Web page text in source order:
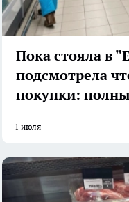
Пока стояла в
подсмотрела
покупки:
1 июля